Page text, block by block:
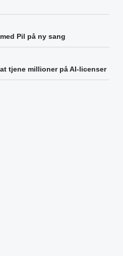
Pil på ny sang
tjene millioner på AI-licenser